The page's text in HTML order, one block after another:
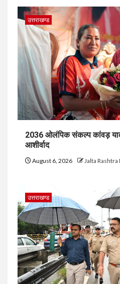
उत्तराखण्ड
2036 ओलंपिक संकल्प कांवड़
आशीर्वाद
August 6, 2026 Jalta Rashtra
उत्तराखण्ड